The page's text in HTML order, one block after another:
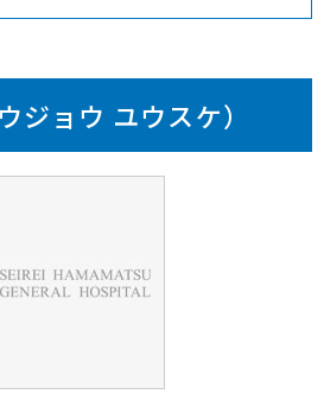
ジョウ ユウスケ）